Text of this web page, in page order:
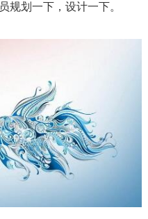
规划一下，设计一下。